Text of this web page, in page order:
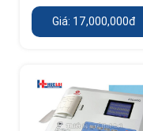
CMS8000
Giá: 17,000,000đ